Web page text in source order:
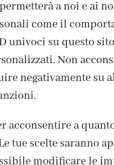
a noi e ai
come il
univoci su questo
Non
negativamente su
acconsentire a
tue scelte saranno
modificare le
IL MIO ACCOUNT